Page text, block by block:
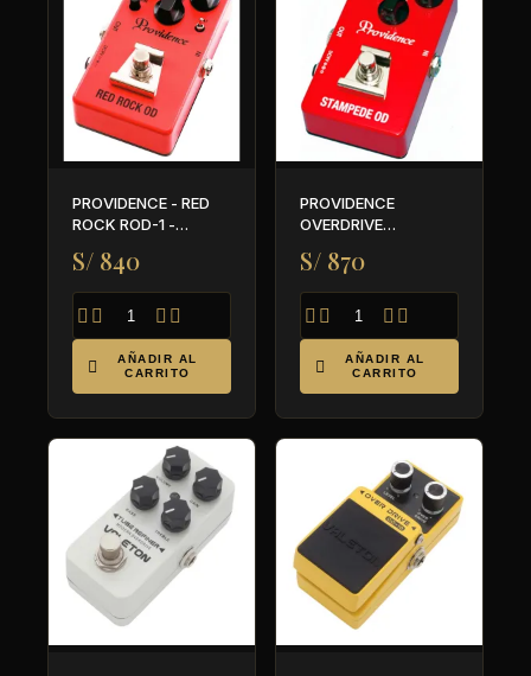
PROVIDENCE - RED
ROCK ROD-1 -
S/ 840
   

AÑADIR AL
CARRITO
PROVIDENCE
OVERDRIVE
S/ 870
   

AÑADIR AL
CARRITO